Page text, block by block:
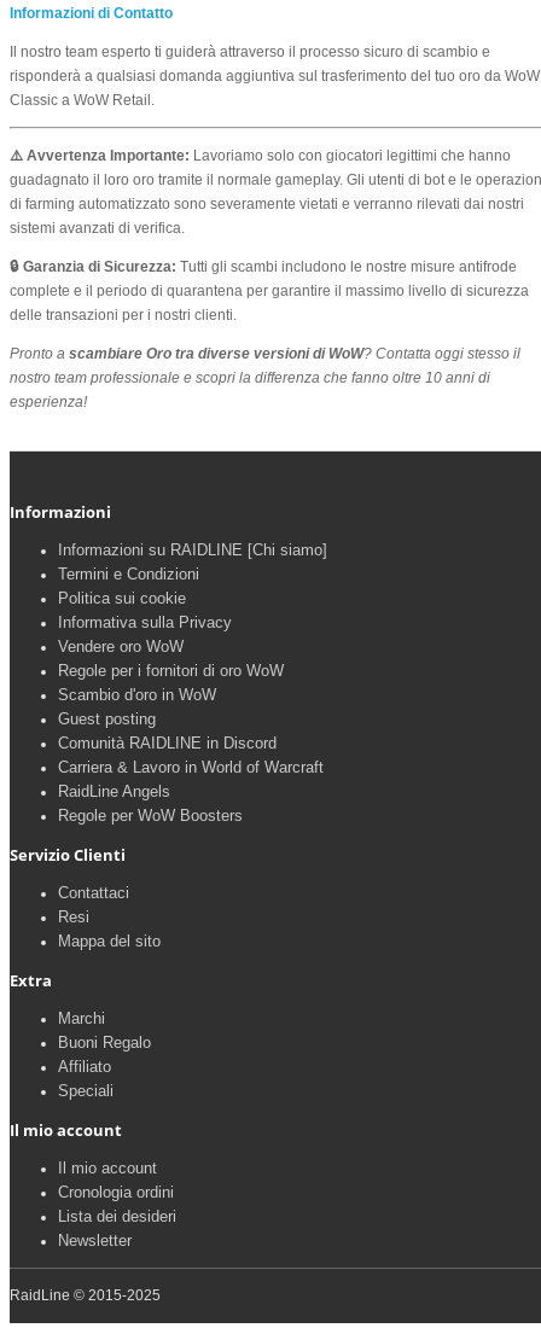
Informazioni di Contatto
Il nostro team esperto ti guiderà attraverso il processo sicuro di scambio e
risponderà a qualsiasi domanda aggiuntiva sul trasferimento del tuo oro da WoW
Classic a WoW Retail.
⚠️ Avvertenza Importante: Lavoriamo solo con giocatori legittimi che hanno
guadagnato il loro oro tramite il normale gameplay. Gli utenti di bot e le
di farming automatizzato sono severamente vietati e verranno rilevati dai nostri
sistemi avanzati di verifica.
🔒 Garanzia di Sicurezza: Tutti gli scambi includono le nostre misure antifrode
complete e il periodo di quarantena per garantire il massimo livello di sicurezza
delle transazioni per i nostri clienti.
Pronto a scambiare Oro tra diverse versioni di WoW? Contatta oggi stesso il
nostro team professionale e scopri la differenza che fanno oltre 10 anni di
esperienza!
Informazioni
Informazioni su RAIDLINE [Chi siamo]
Termini e Condizioni
Politica sui cookie
Informativa sulla Privacy
Vendere oro WoW
Regole per i fornitori di oro WoW
Scambio d'oro in WoW
Guest posting
Comunità RAIDLINE in Discord
Carriera & Lavoro in World of Warcraft
RaidLine Angels
Regole per WoW Boosters
Servizio Clienti
Contattaci
Resi
Mappa del sito
Extra
Marchi
Buoni Regalo
Affiliato
Speciali
Il mio account
Il mio account
Cronologia ordini
Lista dei desideri
Newsletter
RaidLine © 2015-2025